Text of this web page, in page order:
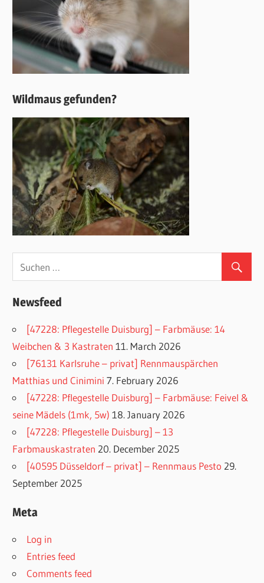
Wildmaus gefunden?
Newsfeed
[47228: Pflegestelle Duisburg] – Farbmäuse: 14
Weibchen & 3 Kastraten 11. March 2026
[76131 Karlsruhe – privat] Rennmauspärchen
Matthias und Cinimini 7. February 2026
[47228: Pflegestelle Duisburg] – Farbmäuse: Feivel &
seine Mädels (1mk, 5w) 18. January 2026
[47228: Pflegestelle Duisburg] – 13
Farbmauskastraten 20. December 2025
[40595 Düsseldorf – privat] – Rennmaus Pesto 29.
September 2025
Meta
Log in
Entries feed
Comments feed